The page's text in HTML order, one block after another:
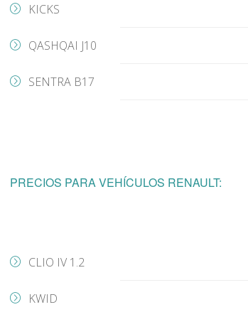
KICKS
QASHQAI J10
SENTRA B17
PRECIOS PARA VEHÍCULOS RENAULT:
CLIO IV 1.2
KWID